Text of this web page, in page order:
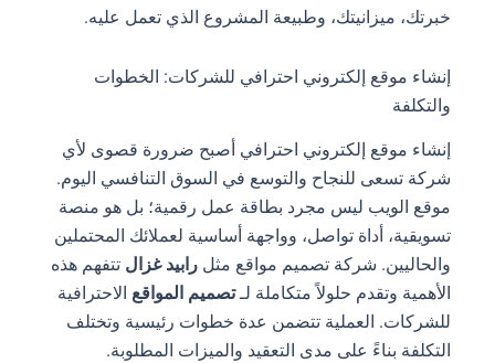
خبرتك، ميزانيتك، وطبيعة المشروع الذي تعمل عليه.
إنشاء موقع إلكتروني احترافي للشركات: الخطوات
والتكلفة
إنشاء موقع إلكتروني احترافي أصبح ضرورة قصوى لأي
شركة تسعى للنجاح والتوسع في السوق التنافسي اليوم.
موقع الويب ليس مجرد بطاقة عمل رقمية؛ بل هو منصة
تسويقية، أداة تواصل، وواجهة أساسية لعملائك المحتملين
والحاليين. شركة تصميم مواقع مثل رابيد غزالتتفهم هذه
الأهمية وتقدم حلولاً متكاملة لـتصميم المواقعالاحترافية
للشركات. العملية تتضمن عدة خطوات رئيسية وتختلف
التكلفة بناءً على مدى التعقيد والميزات المطلوبة.